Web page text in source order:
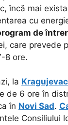
încă mai
cu
de
care prevede
8 ore.
la Kragujevac
de 6 ore în
în Novi Sad.
Consiliului